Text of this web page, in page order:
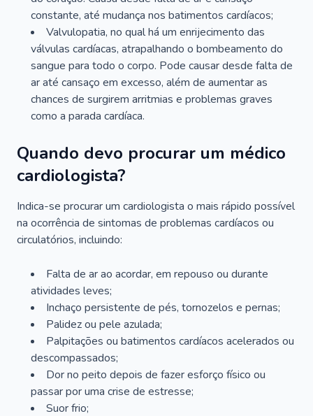
constante, até mudança nos batimentos cardíacos;
Valvulopatia, no qual há um enrijecimento das
válvulas cardíacas, atrapalhando o bombeamento do
sangue para todo o corpo. Pode causar desde falta de
ar até cansaço em excesso, além de aumentar as
chances de surgirem arritmias e problemas graves
como a parada cardíaca.
Quando devo procurar um médico
cardiologista?
Indica-se procurar um cardiologista o mais rápido possível
na ocorrência de sintomas de problemas cardíacos ou
circulatórios, incluindo:
Falta de ar ao acordar, em repouso ou durante
atividades leves;
Inchaço persistente de pés, tornozelos e pernas;
Palidez ou pele azulada;
Palpitações ou batimentos cardíacos acelerados ou
descompassados;
Dor no peito depois de fazer esforço físico ou
passar por uma crise de estresse;
Suor frio;